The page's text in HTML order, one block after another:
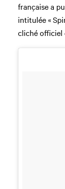
française a
intitulée «
cliché officiel